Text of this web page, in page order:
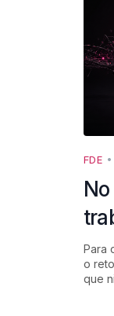
FDE •
Para
o
que